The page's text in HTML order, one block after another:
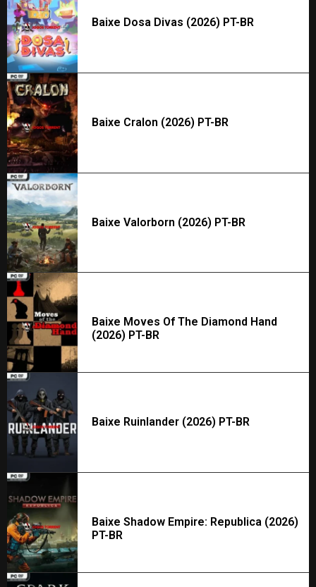
Baixe Dosa Divas (2026) PT-BR
Baixe Cralon (2026) PT-BR
Baixe Valorborn (2026) PT-BR
Baixe Moves Of The Diamond Hand
(2026) PT-BR
Baixe Ruinlander (2026) PT-BR
Baixe Shadow Empire: Republica (2026)
PT-BR